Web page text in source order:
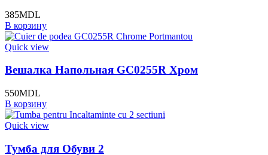
385MDL
В корзину
Quick view
Вешалка Напольная GC0255R Хром
550MDL
В корзину
Quick view
Тумба для Обуви 2